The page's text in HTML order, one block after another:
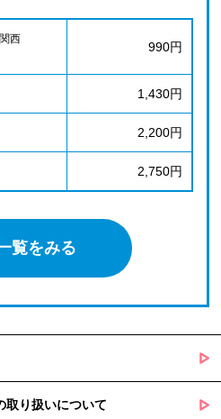
西
990円
1,430円
2,200円
2,750円
覧をみる
取り扱いについて